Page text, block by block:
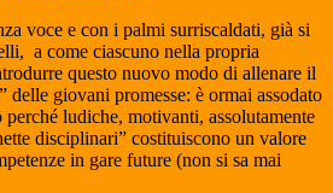
voce e con i palmi surriscaldati, già si
a come ciascuno nella propria
questo nuovo modo di allenare il
delle giovani promesse: è ormai assodato
ludiche, motivanti, assolutamente
disciplinari” costituiscono un valore
in gare future (non si sa mai